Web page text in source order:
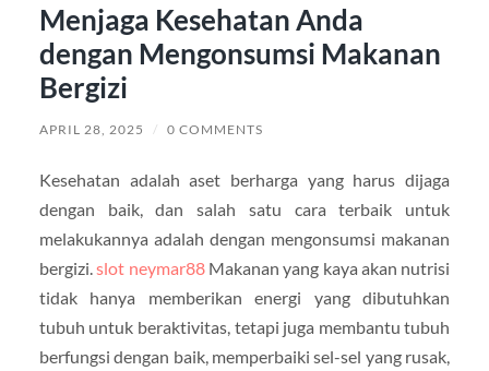
Menjaga Kesehatan Anda
dengan Mengonsumsi Makanan
Bergizi
APRIL 28, 2025 / 0 COMMENTS
Kesehatan adalah aset berharga yang harus dijaga
dengan baik, dan salah satu cara terbaik untuk
melakukannya adalah dengan mengonsumsi makanan
bergizi.slot neymar88Makanan yang kaya akan nutrisi
tidak hanya memberikan energi yang dibutuhkan
tubuh untuk beraktivitas, tetapi juga membantu tubuh
berfungsi dengan baik, memperbaiki sel-sel yang rusak,